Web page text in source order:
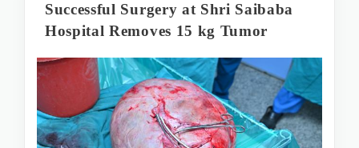
Successful Surgery at Shri Saibaba
Hospital Removes 15 kg Tumor